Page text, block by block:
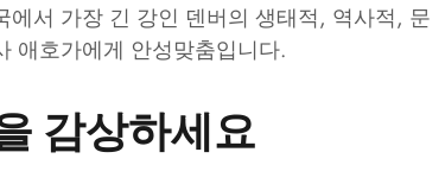
서 가장 긴 강인 덴버의 생태적, 역사적, 문
애호가에게 안성맞춤입니다.
감상하세요